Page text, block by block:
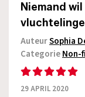
Niemand
AuteurSophia
CategorieNon-
29 APRIL 2020